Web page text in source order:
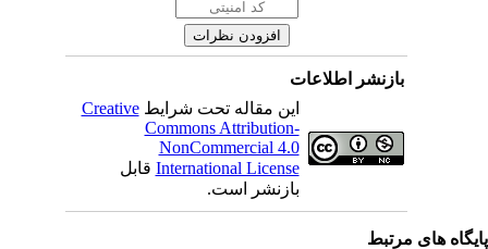
بازنشر اطلاعات
این مقاله تحت شرایطCreative
Commons Attribution-
NonCommercial 4.0
International Licenseقابل
بازنشر است.
های مرتبط